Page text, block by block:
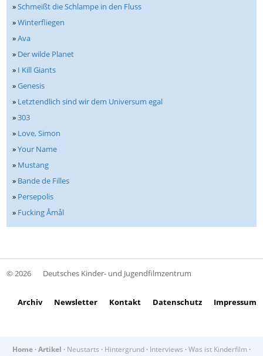
»Schmeißt die Schlampe in den Fluss
»Winterfliegen
»Ava
» Der wilde Planet
» I Kill Giants
»Genesis
» Letztendlich sind wir dem Universum egal
»303
» Love, Simon
»Your Name
» Mustang
» Bande de Filles
» Persepolis
» Fucking Åmål
© 2026 Deutsches Kinder- und Jugendfilmzentrum
Archiv Newsletter Kontakt Datenschutz Impressum
Home · Artikel · Neustarts · Hintergrund · Interviews · Was ist Kinderfilm ·